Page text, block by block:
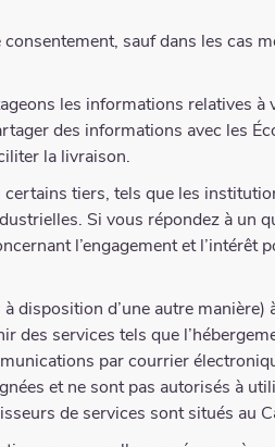
sauf dans les cas
les informations relatives
des informations avec les
la livraison.
tiers, tels que les
Si vous répondez à un
l’engagement et l’intérêt
disposition d’une autre
des services tels que
par courrier
et ne sont pas autorisés à
de services sont situés au